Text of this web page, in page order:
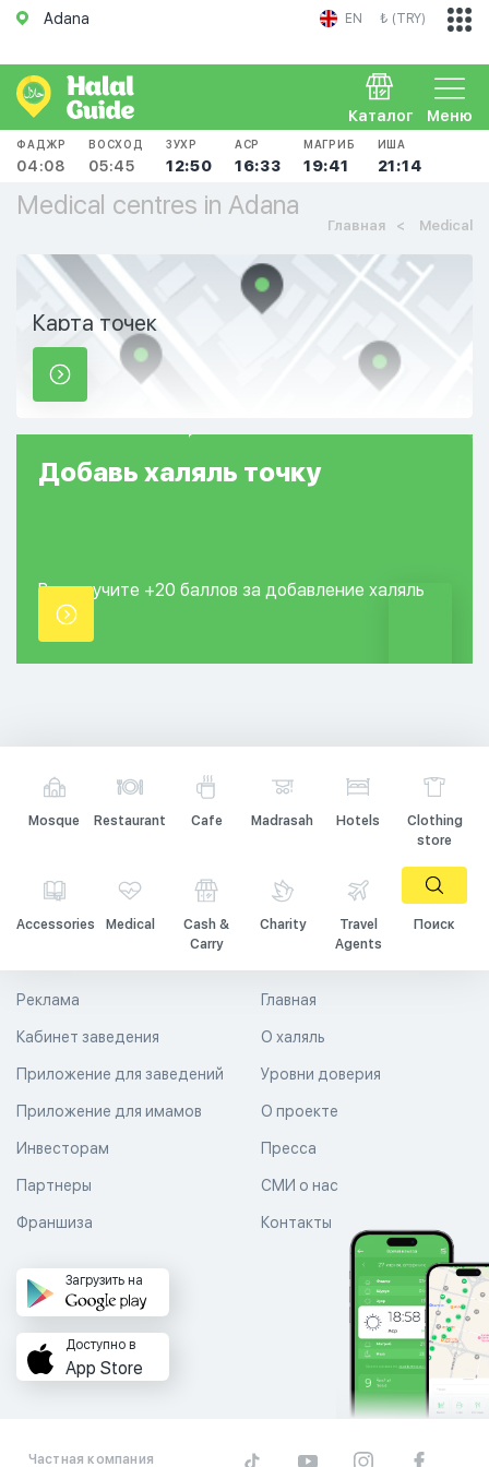
Adana EN ₺ (TRY)
Меню
Каталог
ФАДЖР
04:08
ВОСХОД
05:45
ЗУХР
12:50
АСР
16:33
МАГРИБ
19:41
ИША
21:14
Medical centres in Adana
Главная Medical
Карта точек
Добавь халяль точку
Вы получите +20 баллов за добавление халяль
точки.
Mosque Restaurant Cafe Madrasah Hotels
Clothing
store
Accessories Medical
Cash &
Carry
Charity
Travel
Agents
Поиск
Главная
О халяль
Уровни доверия
Реклама
Кабинет заведения
Приложение для заведений
Приложение для имамов О проекте
Пресса
СМИ о нас
Контакты
Инвесторам
Партнеры
Франшиза
Загрузить на
Доступно в
App Store
Частная компания